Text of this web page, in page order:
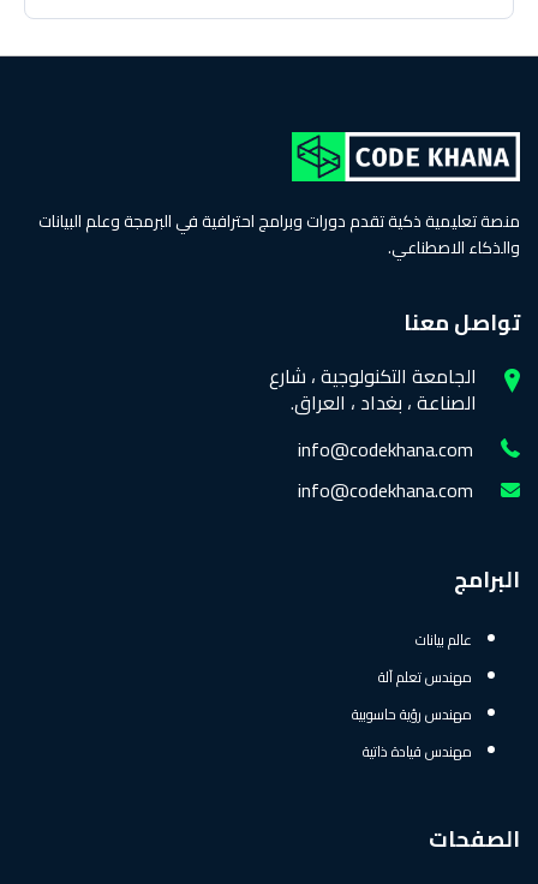
منصة تعليمية ذكية تقدم دورات وبرامج احترافية في البرمجة وعلم البيانات
والذكاء الاصطناعي.
تواصل معنا
الجامعة التكنولوجية ، شارع
الصناعة ، بغداد ، العراق.
info@codekhana.com
info@codekhana.com
البرامج
عالم بيانات
مهندس تعلم آلة
مهندس رؤية حاسوبية
مهندس قيادة ذاتية
الصفحات